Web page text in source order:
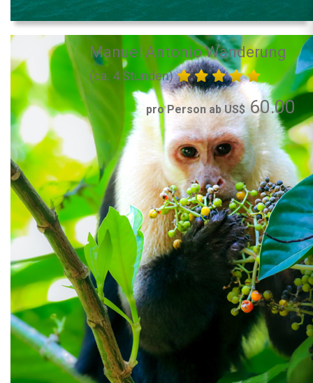
Manuel Antonio Wanderung
(ca. 4 Stunden)
pro Person ab US$60.00